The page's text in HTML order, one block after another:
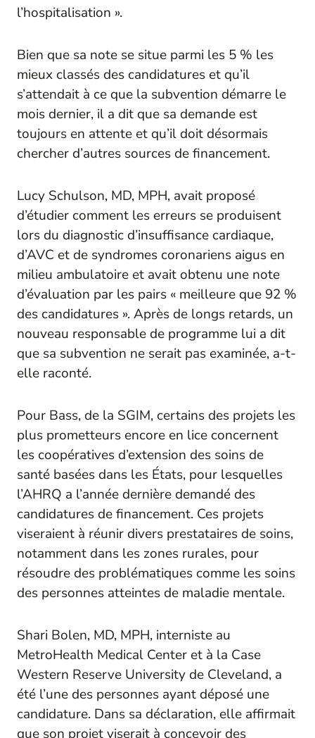
l’hospitalisation ».
Bien que sa note se situe parmi les 5 % les
mieux classés des candidatures et qu’il
s’attendait à ce que la subvention démarre le
mois dernier, il a dit que sa demande est
toujours en attente et qu’il doit désormais
chercher d’autres sources de financement.
Lucy Schulson, MD, MPH, avait proposé
d’étudier comment les erreurs se produisent
lors du diagnostic d’insuffisance cardiaque,
d’AVC et de syndromes coronariens aigus en
milieu ambulatoire et avait obtenu une note
d’évaluation par les pairs « meilleure que 92 %
des candidatures ». Après de longs retards, un
nouveau responsable de programme lui a dit
que sa subvention ne serait pas examinée, a-t-
elle raconté.
Pour Bass, de la SGIM, certains des projets les
plus prometteurs encore en lice concernent
les coopératives d’extension des soins de
santé basées dans les États, pour lesquelles
l’AHRQ a l’année dernière demandé des
candidatures de financement. Ces projets
viseraient à réunir divers prestataires de soins,
notamment dans les zones rurales, pour
résoudre des problématiques comme les soins
des personnes atteintes de maladie mentale.
Shari Bolen, MD, MPH, interniste au
MetroHealth Medical Center et à la Case
Western Reserve University de Cleveland, a
été l’une des personnes ayant déposé une
candidature. Dans sa déclaration, elle affirmait
que son projet viserait à concevoir des